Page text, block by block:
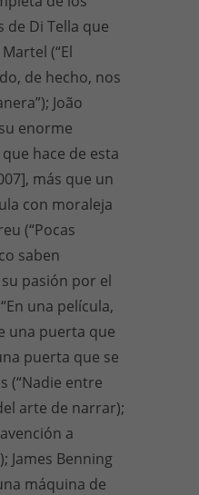
de Di Tella que
(“El
de hecho, nos
João
enorme
hace de esta
más que un
con moraleja
(“Pocas
saben
pasión por el
una película,
una puerta que
puerta que se
(“Nadie entre
arte de narrar);
a
James Benning
máquina de